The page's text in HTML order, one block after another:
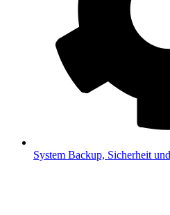
System Backup, Sicherheit